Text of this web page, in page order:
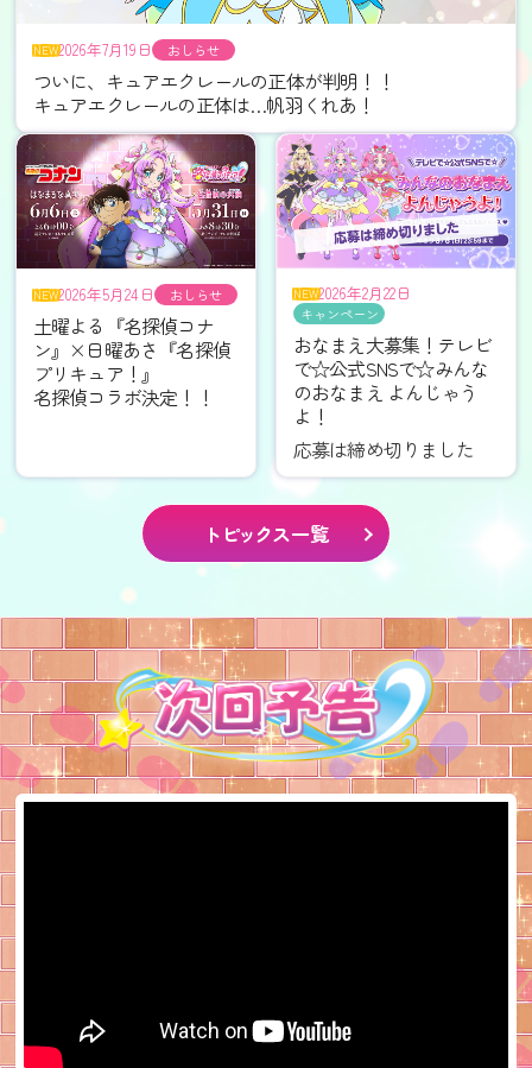
2026年7月19日
ついに、キュアエクレールの正体が判明！！
キュアエクレールの正体は…帆羽くれあ！
2026年5月24日
土曜よる『名探偵コナ
ン』×日曜あさ『名探偵
プリキュア！』
名探偵コラボ決定！！
2026年2月22日
おなまえ大募集！テレビ
で☆公式SNSで☆みんな
のおなまえ よんじゃう
よ！
応募は締め切りました
トピックス一覧